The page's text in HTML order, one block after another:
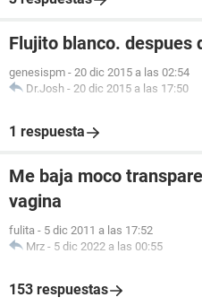
Flujito blanco. despues
genesispm - 20 dic 2015 a las 02:54
Dr.Josh - 20 dic 2015 a las 17:50
1 respuesta
Me baja moco
vagina
fulita - 5 dic 2011 a las 17:52
Mrz - 5 dic 2022 a las 00:55
153 respuestas